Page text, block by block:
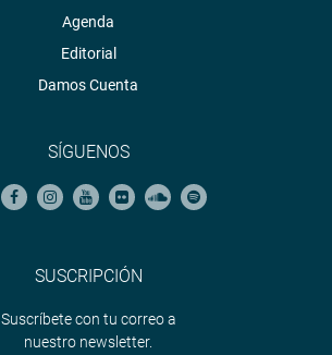
Agenda
Editorial
Damos Cuenta
SÍGUENOS
SUSCRIPCIÓN
Suscríbete con tu correo a
nuestro newsletter.